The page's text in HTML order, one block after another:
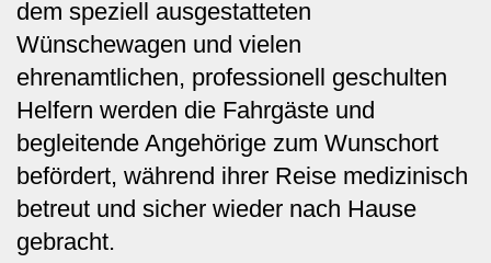
dem speziell ausgestatteten
Wünschewagen und vielen
ehrenamtlichen, professionell geschulten
Helfern werden die Fahrgäste und
begleitende Angehörige zum Wunschort
befördert, während ihrer Reise medizinisch
betreut und sicher wieder nach Hause
gebracht.